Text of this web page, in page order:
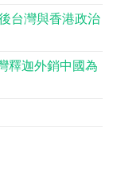
台灣與香港政治
釋迦外銷中國為